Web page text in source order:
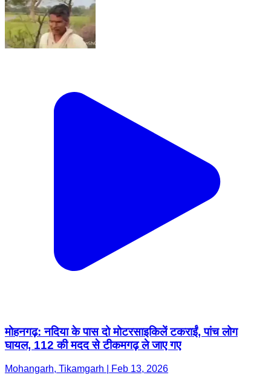
मोहनगढ़: नदिया के पास दो मोटरसाइकिलें टकराईं, पांच लोग
घायल, 112 की मदद से टीकमगढ़ ले जाए गए
Mohangarh, Tikamgarh | Feb 13, 2026